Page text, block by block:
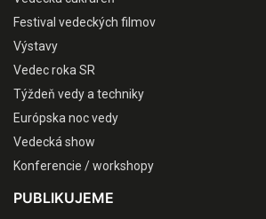
Festival vedeckých filmov
Výstavy
Vedec roka SR
Týždeň vedy a techniky
Európska noc vedy
Vedecká show
Konferencie / workshopy
PUBLIKUJEME